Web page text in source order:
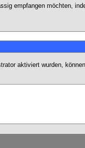
empfangen möchten,
aktiviert wurden,